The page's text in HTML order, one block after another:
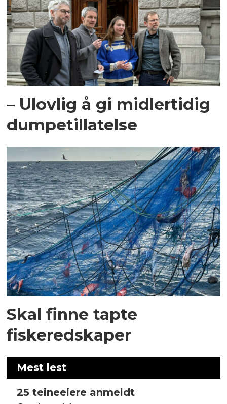
– Ulovlig å gi midlertidig
dumpetillatelse
Skal finne tapte
fiskeredskaper
Mest lest
25 teineeiere anmeldt